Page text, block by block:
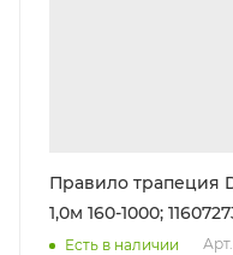
Правило трапеция
1,0м 160-1000;
Есть в наличии